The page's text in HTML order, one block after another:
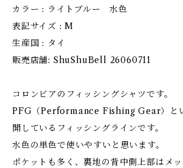
カラー : ライトブルー 水色
表記サイズ : M
生産国 : タイ
販売店舗: ShuShuBell 26060711
コロンビアのフィッシングシャツです。
PFG（Performance Fishing Gear）と
開しているフィッシングラインです。
水色の単色で使いやすいと思います。
ポケットも多く、裏地の背中側上部はメ